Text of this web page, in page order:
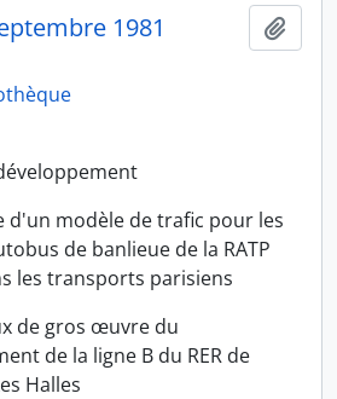
1981
d'un modèle de trafic pour les
de banlieue de la RATP
les transports parisiens
de gros œuvre du
de la ligne B du RER de
Halles